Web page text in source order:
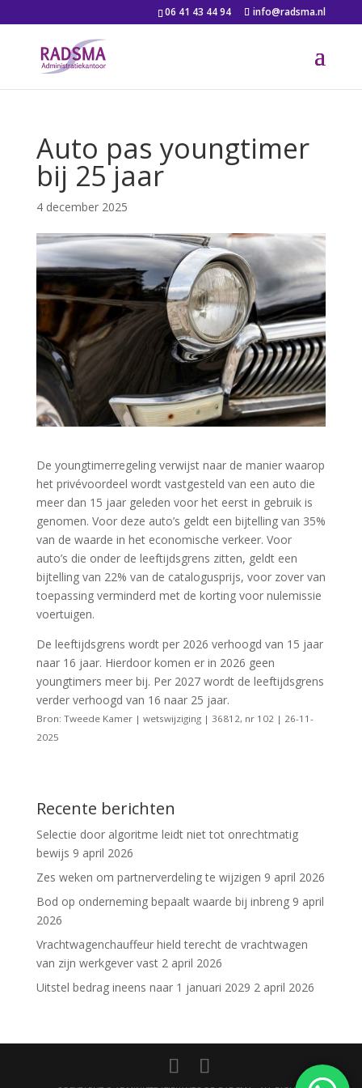
06 41 43 44 94 info@radsma.nl
Auto pas youngtimer
bij 25 jaar
4 december 2025
De youngtimerregeling verwijst naar de manier waarop
het privévoordeel wordt vastgesteld van een auto die
meer dan 15 jaar geleden voor het eerst in gebruik is
genomen. Voor deze auto’s geldt een bijtelling van 35%
van de waarde in het economische verkeer. Voor
auto’s die onder de leeftijdsgrens zitten, geldt een
bijtelling van 22% van de catalogusprijs, voor zover van
toepassing verminderd met de korting voor nulemissie
voertuigen.
De leeftijdsgrens wordt per 2026 verhoogd van 15 jaar
naar 16 jaar. Hierdoor komen er in 2026 geen
youngtimers meer bij. Per 2027 wordt de leeftijdsgrens
verder verhoogd van 16 naar 25 jaar.
Bron: Tweede Kamer | wetswijziging | 36812, nr 102 | 26-11-
2025
Recente berichten
Selectie door algoritme leidt niet tot onrechtmatig
bewijs 9 april 2026
Zes weken om partnerverdeling te wijzigen 9 april 2026
Bod op onderneming bepaalt waarde bij inbreng 9 april
2026
Vrachtwagenchauffeur hield terecht de vrachtwagen
van zijn werkgever vast 2 april 2026
Uitstel bedrag ineens naar 1 januari 2029 2 april 2026